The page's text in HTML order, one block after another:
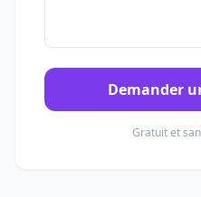
Demander
Gratuit et